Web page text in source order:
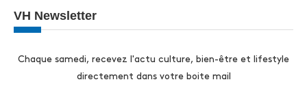
VH Newsletter
Chaque samedi, recevez l'actu culture, bien-être et lifestyle
directement dans votre boite mail